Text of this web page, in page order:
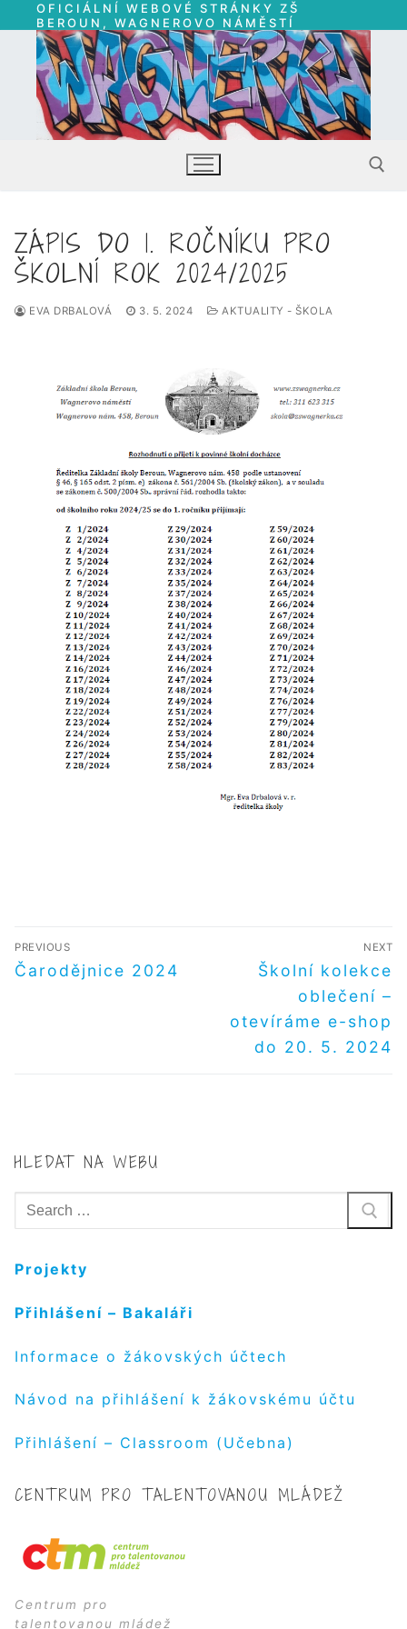
Přeskočit
na
obsah
OFICIÁLNÍ WEBOVÉ STRÁNKY ZŠ
BEROUN, WAGNEROVO NÁMĚSTÍ
Hledat:
ZÁPIS DO 1. ROČNÍKU PRO
ŠKOLNÍ ROK 2024/2025
EVA DRBALOVÁ 3. 5. 2024 AKTUALITY - ŠKOLA
NAVIGACE
PRO
PREVIOUS
Předchozí
Čarodějnice 2024
NEXT
Další
příspěvek
Školní kolekce
oblečení –
otevíráme e-shop
do 20. 5. 2024
HLEDAT NA WEBU
Hledat:
Projekty
Přihlášení – Bakaláři
Informace o žákovských účtech
Návod na přihlášení k žákovskému účtu
Přihlášení – Classroom (Učebna)
CENTRUM PRO TALENTOVANOU MLÁDEŽ
Centrum pro
talentovanou mládež